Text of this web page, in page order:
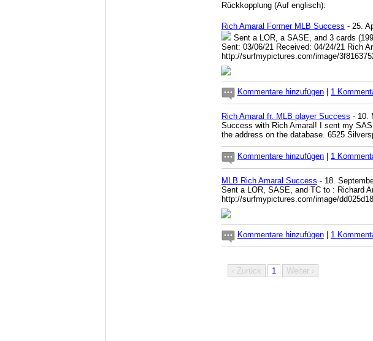
Rückkopplung (Auf englisch):
Rich Amaral Former MLB Success - 25.
Sent a LOR, a SASE, and 3 cards
Sent: 03/06/21 Received: 04/24/21 Rich
http://surfmypictures.com/image/
Kommentare hinzufügen | 1
Rich Amaral fr. MLB player Success - 10.
Success with Rich Amaral! I sent my
the address on the database. 6525
Kommentare hinzufügen | 1
MLB Rich Amaral Success - 18.
Sent a LOR, SASE, and TC to : Richard
http://surfmypictures.com/image/
Kommentare hinzufügen | 1
‹ Zurück 1 Weiter ›